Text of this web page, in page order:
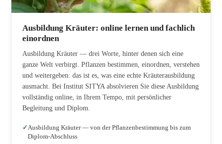
Ausbildung Kräuter: online lernen und fachlich
einordnen
Ausbildung Kräuter — drei Worte, hinter denen sich eine
ganze Welt verbirgt. Pflanzen bestimmen, einordnen, verstehen
und weitergeben: das ist es, was eine echte Kräuterausbildung
ausmacht. Bei Institut SITYA absolvieren Sie diese Ausbildung
vollständig online, in Ihrem Tempo, mit persönlicher
Begleitung und Diplom.
Ausbildung Kräuter — von der Pflanzenbestimmung bis zum
Diplom-Abschluss